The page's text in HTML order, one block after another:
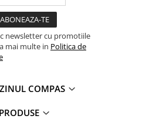
newsletter cu promotiile
mai multe in Politica de
COMPAS
PRODUSE